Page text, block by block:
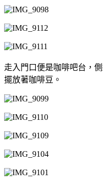
走入門口便是咖啡吧台，
擺放著咖啡豆。